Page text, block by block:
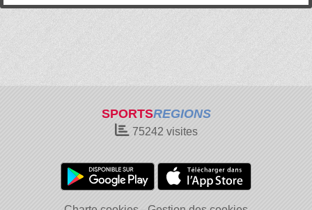
SPORTSREGIONS
75242 visites